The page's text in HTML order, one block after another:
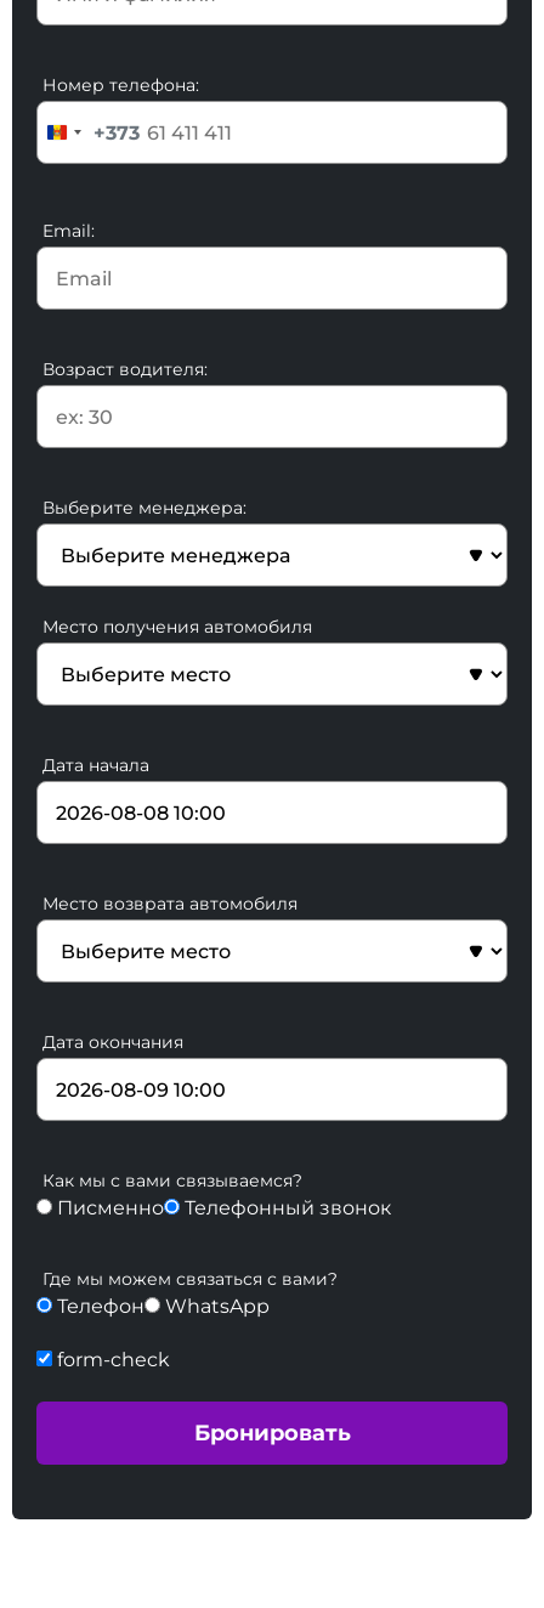
Номер телефона:
+373
Email:
Возраст водителя:
Выберите менеджера:
Место получения автомобиля
Дата начала
Место возврата автомобиля
Дата окончания
Как мы с вами связываемся?
Писменно Телефонный звонок
Где мы можем связаться с вами?
Телефон WhatsApp
form-check